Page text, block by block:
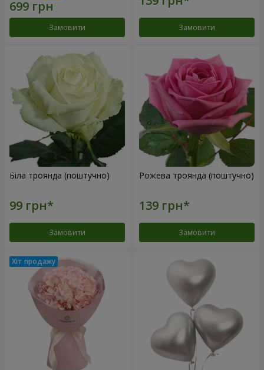
Замовити Замовити
Біла троянда (поштучно)
Замовити
Рожева троянда (поштучно)
Замовити